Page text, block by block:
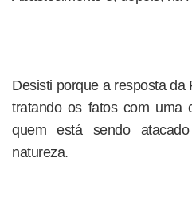
Desisti porque a resposta da
tratando os fatos com uma
quem está sendo
natureza.